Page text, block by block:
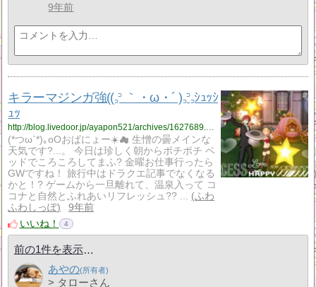
9年前
キラーマジンガ強((꜆꜄ ｀・ω・´ )꜆꜄꜆ｼｭｯｼ
ｭｯ
(*つω`*)｡oOおぱにょー☀️☁ 生憎の曇メインな
天気です?...。 今日は珍しく朝からポチポチ ベ
ッドでころころしてまふ? 金曜お仕事行ったら
GWですね！ 旅行中はドラクエ記事でなくなる
かと！? ゲームから一旦離れて、温泉入って コ
コナと自然とふれあいリフレッシュ?? ...
ふわ
ふわしっぽ
9年前
いいね！
4
前の1件を表示
あやの
> タローさん